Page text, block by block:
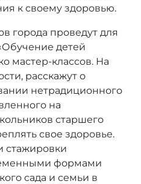
к своему здоровью.
города проведут для
детей
мастер-классов. На
расскажут о
нетрадиционного
на
старшего
свое здоровье.
стажировки
формами
сада и семьи в